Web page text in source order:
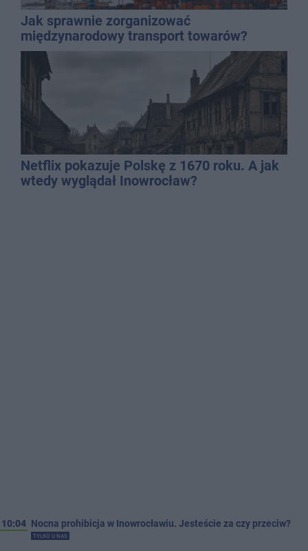
Jak sprawnie zorganizować
międzynarodowy transport towarów?
Netflix pokazuje Polskę z 1670 roku. A jak
wtedy wyglądał Inowrocław?
10:04 Nocna prohibicja w Inowrocławiu. Jesteście za czy przeciw?
TYLKO U NAS